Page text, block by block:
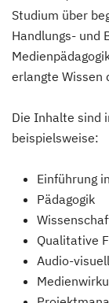
Studium über
Handlungs- und
erlangte Wissen
Die Inhalte sind
beispielsweise:
Einführung
Pädagogik
Qualitative
Audio-